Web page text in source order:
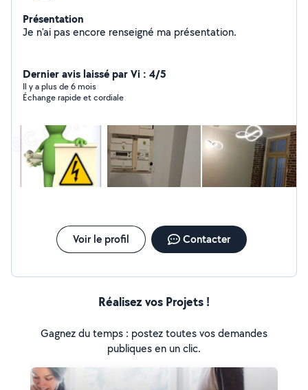
Présentation
Je n'ai pas encore renseigné ma présentation.
Dernier avis laissé par Vi : 4/5
Il y a plus de 6 mois
Échange rapide et cordiale
Voir le profil Contacter
Réalisez vos Projets !
Gagnez du temps : postez toutes vos demandes
publiques en un clic.